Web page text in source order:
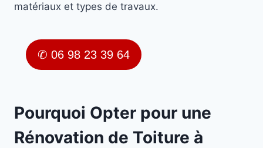
matériaux et types de travaux.
✆ 06 98 23 39 64
Pourquoi Opter pour une
Rénovation de Toiture à